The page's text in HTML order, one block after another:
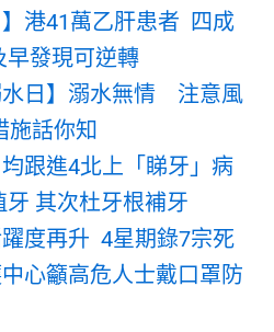
】港41萬乙肝患者 四成
早發現可逆轉
水日】溺水無情 注意風
施話你知
跟進4北上「睇牙」病
牙 其次杜牙根補牙
度再升 4星期錄7宗死
心籲高危人士戴口罩防